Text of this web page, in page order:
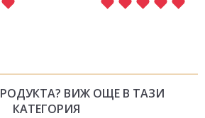
ВИЖ ОЩЕ В ТАЗИ
КАТЕГОРИЯ